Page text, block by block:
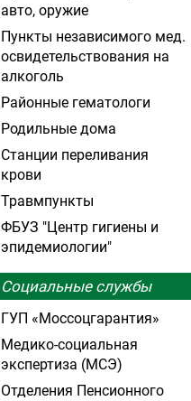
авто, оружие
Пункты независимого мед.
освидетельствования на
алкоголь
Районные гематологи
Родильные дома
Станции переливания
крови
Травмпункты
ФБУЗ "Центр гигиены и
эпидемиологии"
Социальные службы
ГУП «Моссоцгарантия»
Медико-социальная
экспертиза (МСЭ)
Отделения Пенсионного